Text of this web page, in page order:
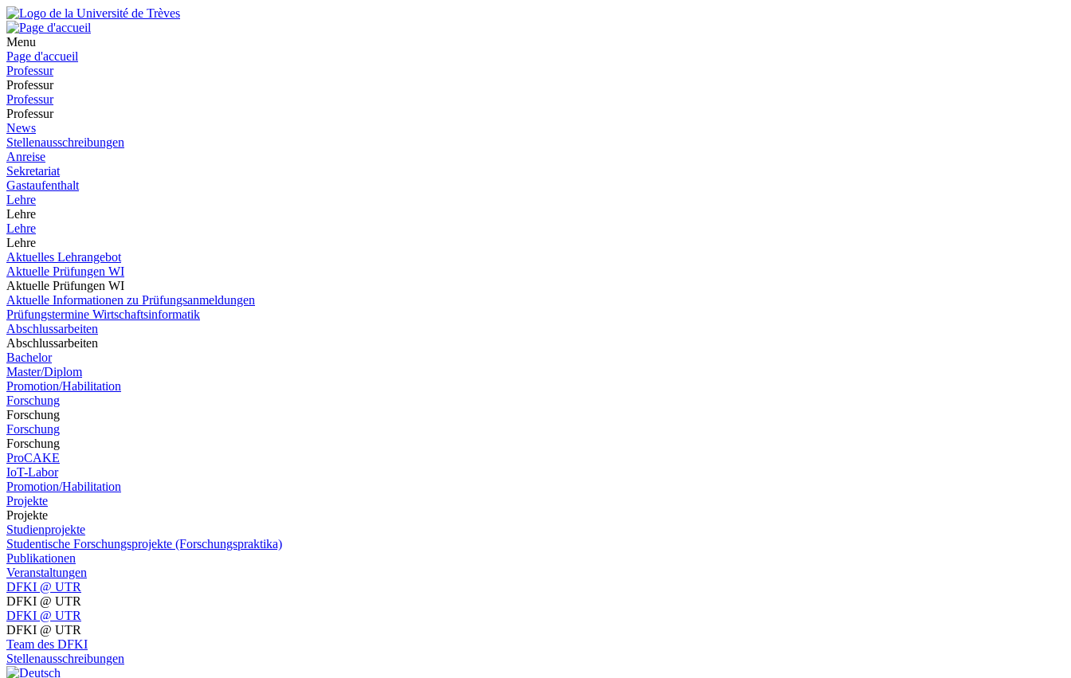
Menu
Page d'accueil
Professur
Professur
Professur
Professur
News
Stellenausschreibungen
Anreise
Sekretariat
Gastaufenthalt
Lehre
Lehre
Lehre
Lehre
Aktuelles Lehrangebot
Aktuelle Prüfungen WI
Aktuelle Prüfungen WI
Aktuelle Informationen zu Prüfungsanmeldungen
Prüfungstermine Wirtschaftsinformatik
Abschlussarbeiten
Abschlussarbeiten
Bachelor
Master/Diplom
Promotion/Habilitation
Forschung
Forschung
Forschung
Forschung
ProCAKE
IoT-Labor
Promotion/Habilitation
Projekte
Projekte
Studienprojekte
Studentische Forschungsprojekte (Forschungspraktika)
Publikationen
Veranstaltungen
DFKI @ UTR
DFKI @ UTR
DFKI @ UTR
DFKI @ UTR
Team des DFKI
Stellenausschreibungen